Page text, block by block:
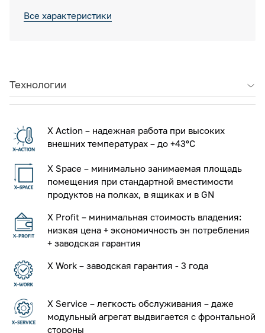
Все характеристики
Технологии
X Action – надежная работа при высоких
внешних температурах – до +43°С
X Space – минимально занимаемая площадь
помещения при стандартной вместимости
продуктов на полках, в ящиках и в GN
X Profit – минимальная стоимость владения:
низкая цена + экономичность эн потребления
+ заводская гарантия
X Work – заводская гарантия - 3 года
X Service – легкость обслуживания – даже
модульный агрегат выдвигается с фронтальной
стороны